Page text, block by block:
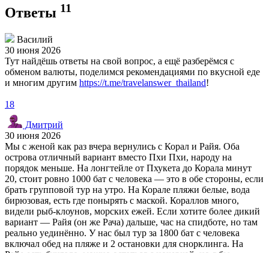
Ответы 11
Василий
30 июня 2026
Тут найдёшь ответы на свой вопрос, а ещё разберёмся с
обменом валюты, поделимся рекомендациями по вкусной еде
и многим другим https://t.me/travelanswer_thailand!
18
Дмитрий
30 июня 2026
Мы с женой как раз вчера вернулись с Корал и Райя. Оба
острова отличный вариант вместо Пхи Пхи, народу на
порядок меньше. На лонгтейле от Пхукета до Корала минут
20, стоит ровно 1000 бат с человека — это в обе стороны, если
брать групповой тур на утро. На Корале пляжи белые, вода
бирюзовая, есть где понырять с маской. Кораллов много,
видели рыб-клоунов, морских ежей. Если хотите более дикий
вариант — Райя (он же Рача) дальше, час на спидботе, но там
реально уединённо. У нас был тур за 1800 бат с человека
включал обед на пляже и 2 остановки для снорклинга. На